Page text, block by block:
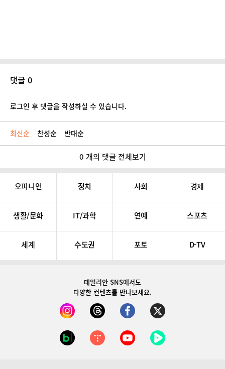
댓글 0
로그인 후 댓글을 작성하실 수 있습니다.
최신순 찬성순 반대순
0 개의 댓글 전체보기
오피니언 정치 사회 경제
생활/문화 IT/과학 연예 스포츠
세계 수도권 포토 D-TV
데일리안 SNS에서도
다양한 컨텐츠를 만나보세요.